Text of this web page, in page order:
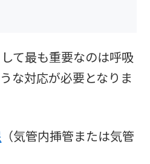
て最も重要なのは呼吸
な対応が必要となりま
（気管内挿管または気管